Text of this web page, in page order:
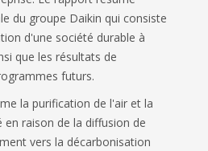
du groupe Daikin qui consiste
d'une société durable à
que les résultats de
futurs.
la purification de l'air et la
raison de la diffusion de
vers la décarbonisation